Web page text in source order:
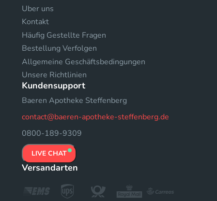
Uber uns
Kontakt
Häufig Gestellte Fragen
Bestellung Verfolgen
Allgemeine Geschäftsbedingungen
Unsere Richtlinien
Kundensupport
Baeren Apotheke Steffenberg
contact@baeren-apotheke-steffenberg.de
0800-189-9309
LIVE CHAT
Versandarten